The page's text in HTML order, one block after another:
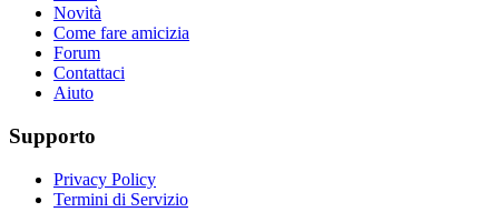
Novità
Come fare amicizia
Forum
Contattaci
Aiuto
Supporto
Privacy Policy
Termini di Servizio